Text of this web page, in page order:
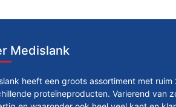
Medislank
heeft een groots assortiment met ruim
proteïneproducten. Varierend van